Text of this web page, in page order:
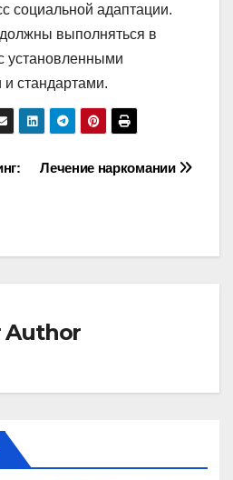
социальной адаптации.
выполняться в
установленными
стандартами.
Лечение наркомании
Author